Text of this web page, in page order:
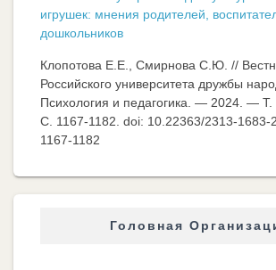
игрушек: мнения родителей,
дошкольников
Клопотова Е.Е., Смирнова С.Ю. //
Российского университета дружбы
Психология и педагогика. — 2024. —
C. 1167-1182. doi: 10.22363/2313-1683-
1167-1182
Головная